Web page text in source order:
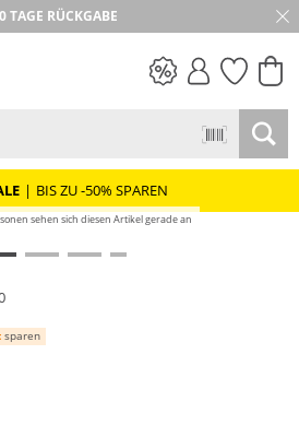
TAGE RÜCKGABE
| BIS ZU -50% SPAREN
sehen sich diesen Artikel gerade an
sparen